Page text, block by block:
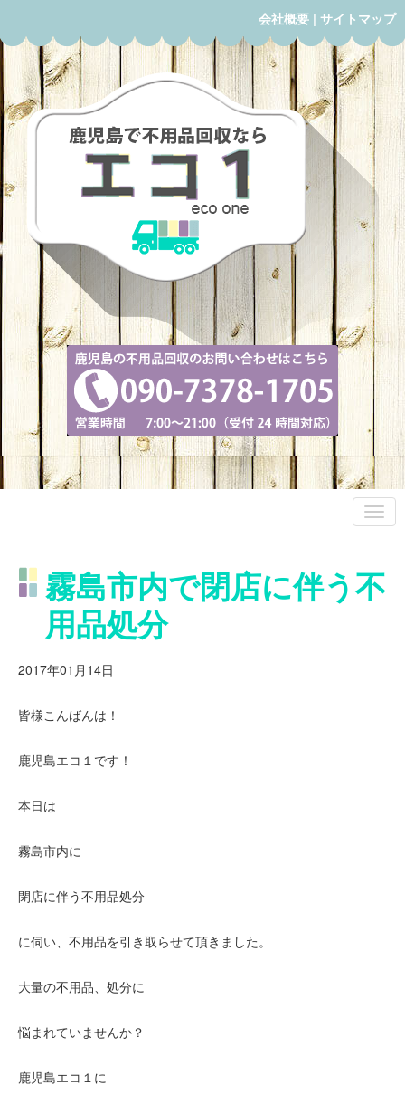
会社概要 | サイトマップ
霧島市内で閉店に伴う不
用品処分
2017年01月14日
皆様こんばんは！
鹿児島エコ１です！
本日は
霧島市内に
閉店に伴う不用品処分
に伺い、不用品を引き取らせて頂きました。
大量の不用品、処分に
悩まれていませんか？
鹿児島エコ１に